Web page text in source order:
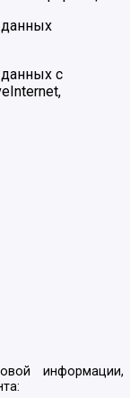
данных
с
информации,